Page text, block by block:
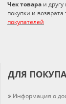
Чек товара и
покупки и
покупателей
ДЛЯ
Информация о